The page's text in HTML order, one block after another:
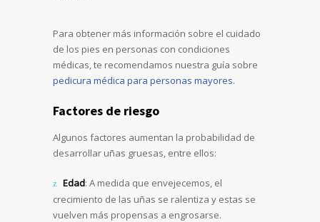
Para obtener más información sobre el cuidado
de los pies en personas con condiciones
médicas, te recomendamos nuestra guía sobre
pedicura médica para personas mayores.
Factores de riesgo
Algunos factores aumentan la probabilidad de
desarrollar uñas gruesas, entre ellos:
Edad: A medida que envejecemos, el
crecimiento de las uñas se ralentiza y estas se
vuelven más propensas a engrosarse.